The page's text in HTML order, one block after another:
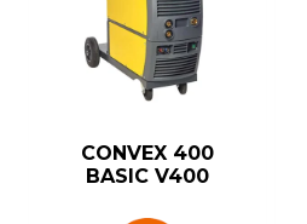
CONVEX 400
BASIC V400